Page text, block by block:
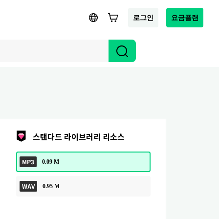
로그인 요금플랜
스탠다드 라이브러리 리소스
MP3 0.09 M
WAV 0.95 M